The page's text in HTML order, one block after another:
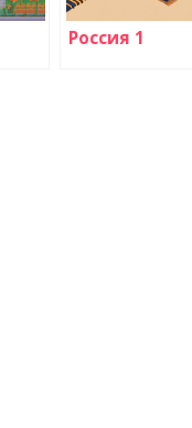
Россия 1